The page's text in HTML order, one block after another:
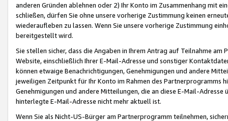
anderen Gründen ablehnen oder 2) Ihr Konto im Zusammenhang mit
schließen, dürfen Sie ohne unsere vorherige Zustimmung keinen
wiederaufleben zu lassen. Wenn Sie unsere vorherige Zustimmung
bereitgestellt wird.
Sie stellen sicher, dass die Angaben in Ihrem Antrag auf Teilnahme
Website, einschließlich Ihrer E-Mail-Adresse und sonstiger
können etwaige Benachrichtigungen, Genehmigungen und andere
jeweiligen Zeitpunkt für Ihr Konto im Rahmen des Partnerprogramms
Genehmigungen und andere Mitteilungen, die an diese E-Mail-
hinterlegte E-Mail-Adresse nicht mehr aktuell ist.
Wenn Sie als Nicht-US-Bürger am Partnerprogramm teilnehmen,